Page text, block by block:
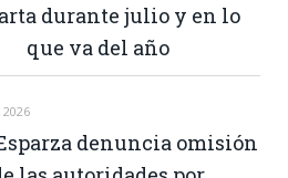
durante julio y en lo
que va del año
2026
denuncia omisión